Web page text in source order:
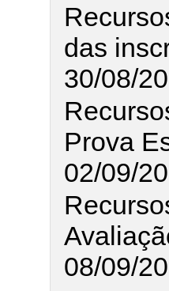
das
30/08/
Prova
02/09/
08/09/